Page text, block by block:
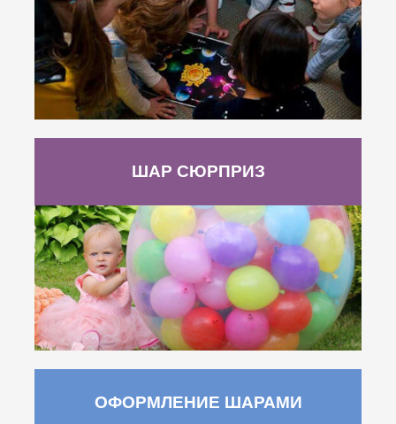
ШАР СЮРПРИЗ
ОФОРМЛЕНИЕ ШАРАМИ